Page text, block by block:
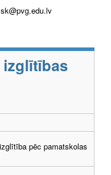
izglītības
pēc pamatskolas